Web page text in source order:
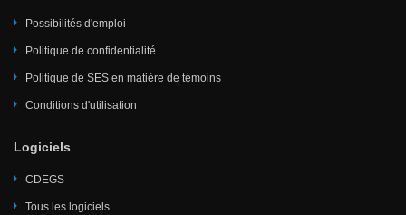
Possibilités d'emploi
Politique de confidentialité
Politique de SES en matière de témoins
Conditions d'utilisation
Logiciels
CDEGS
Tous les logiciels